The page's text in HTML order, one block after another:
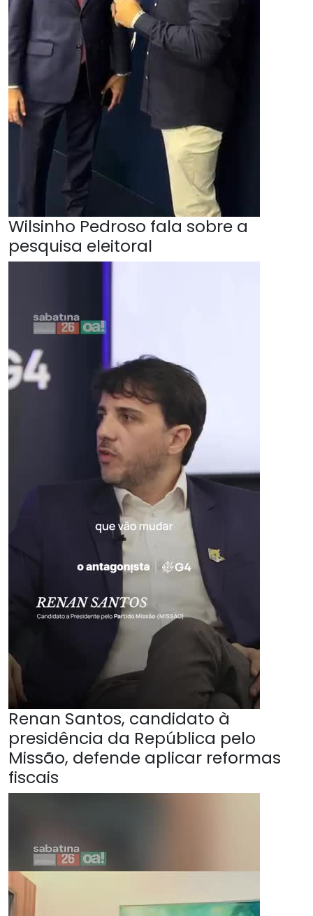
Wilsinho Pedroso fala sobre a
pesquisa eleitoral
Renan Santos, candidato à
presidência da República pelo
Missão, defende aplicar reformas
fiscais